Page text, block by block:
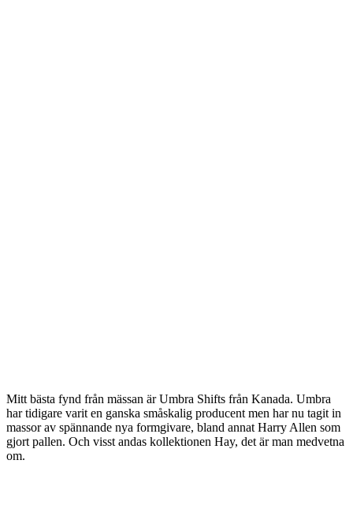
Mitt bästa fynd från mässan är Umbra Shifts från Kanada. Umbra
har tidigare varit en ganska småskalig producent men har nu tagit in
massor av spännande nya formgivare, bland annat Harry Allen som
gjort pallen. Och visst andas kollektionen Hay, det är man medvetna
om.